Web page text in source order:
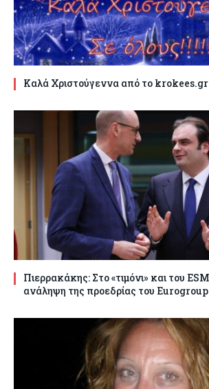
Καλά Χριστούγεννα από το krokees.gr
Πιερρακάκης: Στο «τιμόνι» και του
ανάληψη της προεδρίας του Eurogroup